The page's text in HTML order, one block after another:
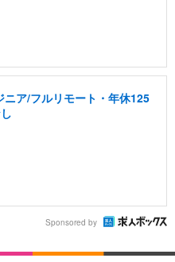
ア/フルリモート・年休125
Sponsored by